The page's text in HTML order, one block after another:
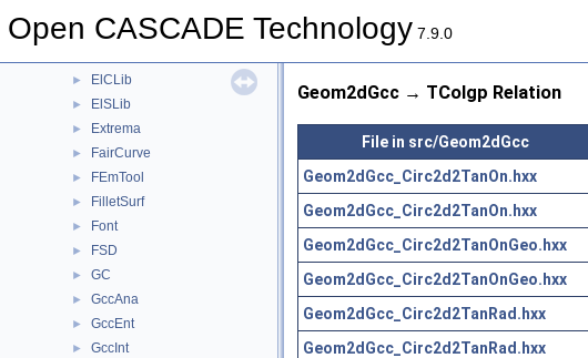
Open CASCADE Technology 7.9.0
► DrawTrSurf
► ElCLib
► ElSLib
► Extrema
► FairCurve
► FEmTool
► FilletSurf
► Font
► FSD
► GC
► GccAna
► GccEnt
► GccInt
Geom2dGcc → TColgp Relation
File in src/Geom2dGcc
Geom2dGcc_Circ2d2TanOn.hxx
Geom2dGcc_Circ2d2TanOn.hxx
Geom2dGcc_Circ2d2TanOnGeo.hxx
Geom2dGcc_Circ2d2TanOnGeo.hxx
Geom2dGcc_Circ2d2TanRad.hxx
Geom2dGcc_Circ2d2TanRad.hxx